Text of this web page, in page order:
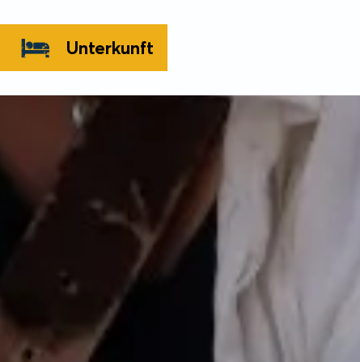
Unterkunft